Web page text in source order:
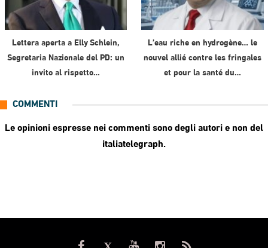
Lettera aperta a Elly Schlein,
Segretaria Nazionale del PD: un
invito al rispetto…
L’eau riche en hydrogène… le
nouvel allié contre les fringales
et pour la santé du…
COMMENTI
Le opinioni espresse nei commenti sono degli autori e non del
italiatelegraph.